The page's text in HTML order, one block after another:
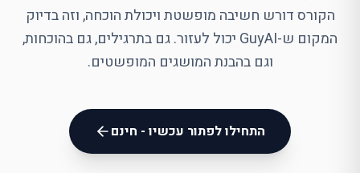
הקורס דורש חשיבה מופשטת ויכולת הוכחה, וזה בדיוק
המקום ש-GuyAI יכול לעזור. גם בתרגילים, גם בהוכחות,
וגם בהבנת המושגים המופשטים.
התחילו לפתור עכשיו - חינם